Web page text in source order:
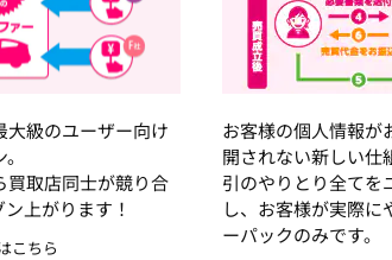
大級のユーザー向け
買取店同士が競り合
上がります！
こちら
お客様の個人情報が
開されない新しい仕
引のやりとり全てを
し、お客様が実際に
ーパックのみです。